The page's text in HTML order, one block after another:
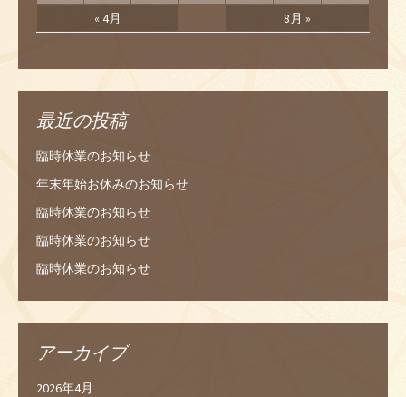
« 4月 8月 »
最近の投稿
臨時休業のお知らせ
年末年始お休みのお知らせ
臨時休業のお知らせ
臨時休業のお知らせ
臨時休業のお知らせ
アーカイブ
2026年4月